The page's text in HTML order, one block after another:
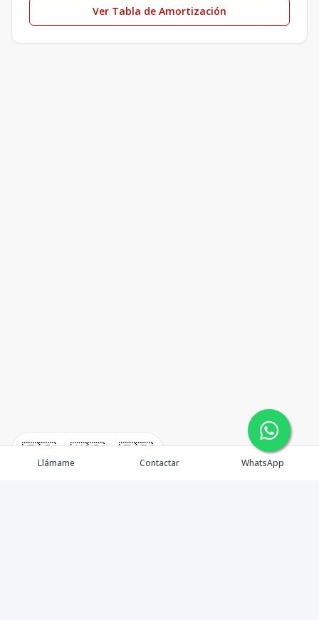
🇪🇸 🇺🇸 🇫🇷
Ver Tabla de Amortización
Llámame Contactar WhatsApp